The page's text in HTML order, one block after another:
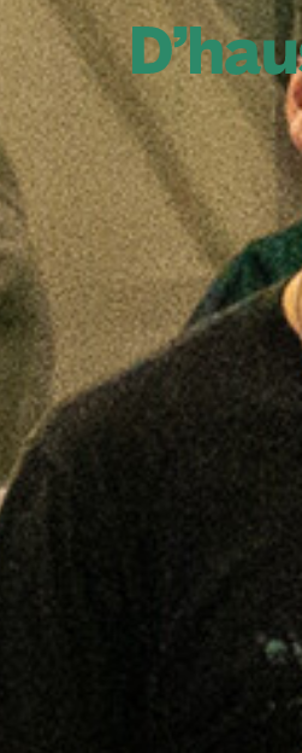
Zum Hauptinhalt springen